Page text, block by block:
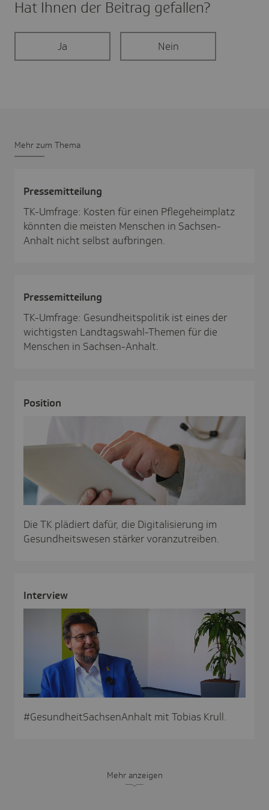
Hat Ihnen der Beitrag gefal­len?
Ja Nein
Mehr zum Thema
Pres­se­mit­tei­lung
TK-Umfrage: Kosten für einen Pflegeheimplatz
könnten die meisten Menschen in Sachsen-
Anhalt nicht selbst aufbringen.
Pres­se­mit­tei­lung
TK-Umfrage: Gesundheitspolitik ist eines der
wichtigsten Landtagswahl-Themen für die
Menschen in Sachsen-Anhalt.
Posi­tion
Die TK plädiert dafür, die Digitalisierung im
Gesundheitswesen stärker voranzutreiben.
Inter­view
#GesundheitSachsenAnhalt mit Tobias Krull.
Mehr anzeigen